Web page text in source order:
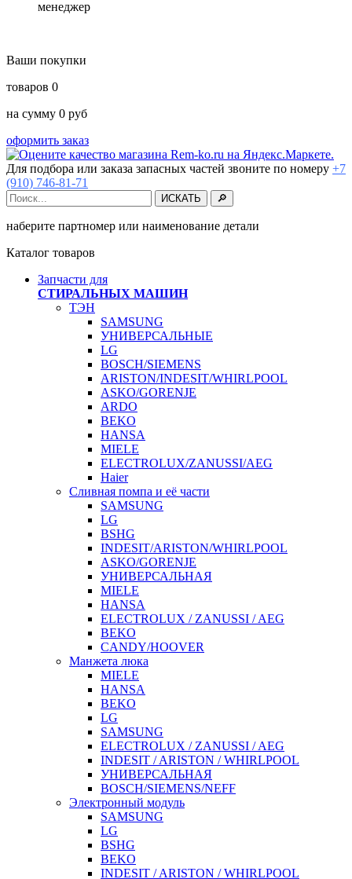
менеджер
Ваши покупки
товаров 0
на сумму 0 руб
оформить заказ
Для подбора или заказа запасных частей звоните по номеру +7
(910) 746-81-71
наберите партномер или наименование детали
Каталог товаров
Запчасти для
СТИРАЛЬНЫХ МАШИН
ТЭН
SAMSUNG
УНИВЕРСАЛЬНЫЕ
LG
BOSCH/SIEMENS
ARISTON/INDESIT/WHIRLPOOL
ASKO/GORENJE
ARDO
BEKO
HANSA
MIELE
ELECTROLUX/ZANUSSI/AEG
Haier
Сливная помпа и её части
SAMSUNG
LG
BSHG
INDESIT/ARISTON/WHIRLPOOL
ASKO/GORENJE
УНИВЕРСАЛЬНАЯ
MIELE
HANSA
ELECTROLUX / ZANUSSI / AEG
BEKO
CANDY/HOOVER
Манжета люка
MIELE
HANSA
BEKO
LG
SAMSUNG
ELECTROLUX / ZANUSSI / AEG
INDESIT / ARISTON / WHIRLPOOL
УНИВЕРСАЛЬНАЯ
BOSCH/SIEMENS/NEFF
Электронный модуль
SAMSUNG
LG
BSHG
BEKO
INDESIT / ARISTON / WHIRLPOOL